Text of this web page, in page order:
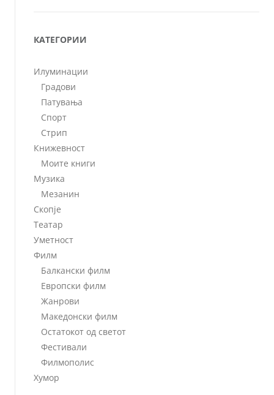
КАТЕГОРИИ
Илуминации
Градови
Патувања
Спорт
Стрип
Книжевност
Моите книги
Музика
Мезанин
Скопје
Театар
Уметност
Филм
Балкански филм
Европски филм
Жанрови
Македонски филм
Остатокот од светот
Фестивали
Филмополис
Хумор